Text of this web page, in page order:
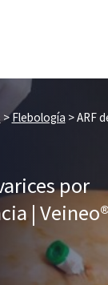
>Flebología >ARF
por
| Veineo®